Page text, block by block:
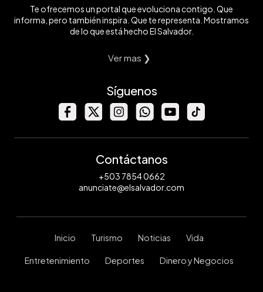
Te ofrecemos un portal que evoluciona contigo. Que
informa, pero también inspira. Que te representa. Mostramos
de lo que está hecho El Salvador.
Ver mas ❯
Síguenos
Contáctanos
+503 7854 0662
anunciate@elsalvador.com
Inicio Turismo Noticias Vida
Entretenimiento Deportes Dinero y Negocios